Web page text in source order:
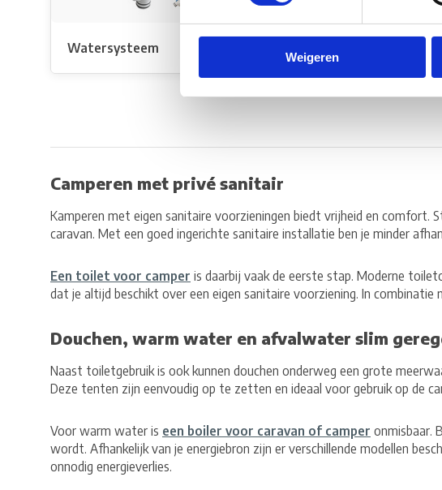
Weigeren
Watersysteem
Camperen met privé sanitair
Kamperen met eigen sanitaire voorzieningen biedt vrijheid en comfort.
caravan. Met een goed ingerichte sanitaire installatie ben je minder
Een toilet voor camper is daarbij vaak de eerste stap. Moderne
dat je altijd beschikt over een eigen sanitaire voorziening. In
Douchen, warm water en afvalwater slim
Naast toiletgebruik is ook kunnen douchen onderweg een grote
Deze tenten zijn eenvoudig op te zetten en ideaal voor gebruik op de
Voor warm water is een boiler voor caravan of camper onmisbaar.
wordt. Afhankelijk van je energiebron zijn er verschillende modellen
onnodig energieverlies.